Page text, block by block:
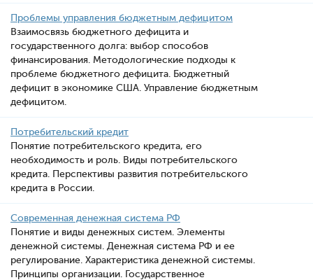
Проблемы управления бюджетным дефицитом
Взаимосвязь бюджетного дефицита и
государственного долга: выбор способов
финансирования. Методологические подходы к
проблеме бюджетного дефицита. Бюджетный
дефицит в экономике США. Управление бюджетным
дефицитом.
Потребительский кредит
Понятие потребительского кредита, его
необходимость и роль. Виды потребительского
кредита. Перспективы развития потребительского
кредита в России.
Современная денежная система РФ
Понятие и виды денежных систем. Элементы
денежной системы. Денежная система РФ и ее
регулирование. Характеристика денежной системы.
Принципы организации. Государственное